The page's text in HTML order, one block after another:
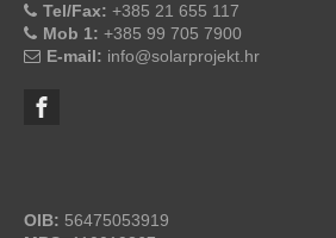
Tel/Fax: +385 21 655 117
Mob 1: +385 99 705 7900
E-mail: info@solarprojekt.hr
OIB: 56475053919